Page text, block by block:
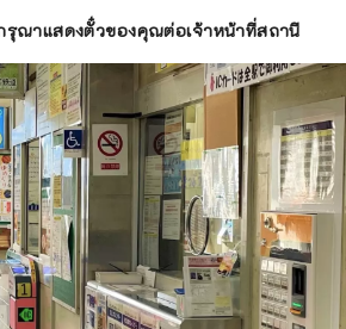
รุณาแสดงตั๋วของคุณต่อเจ้าหน้าที่สถานี